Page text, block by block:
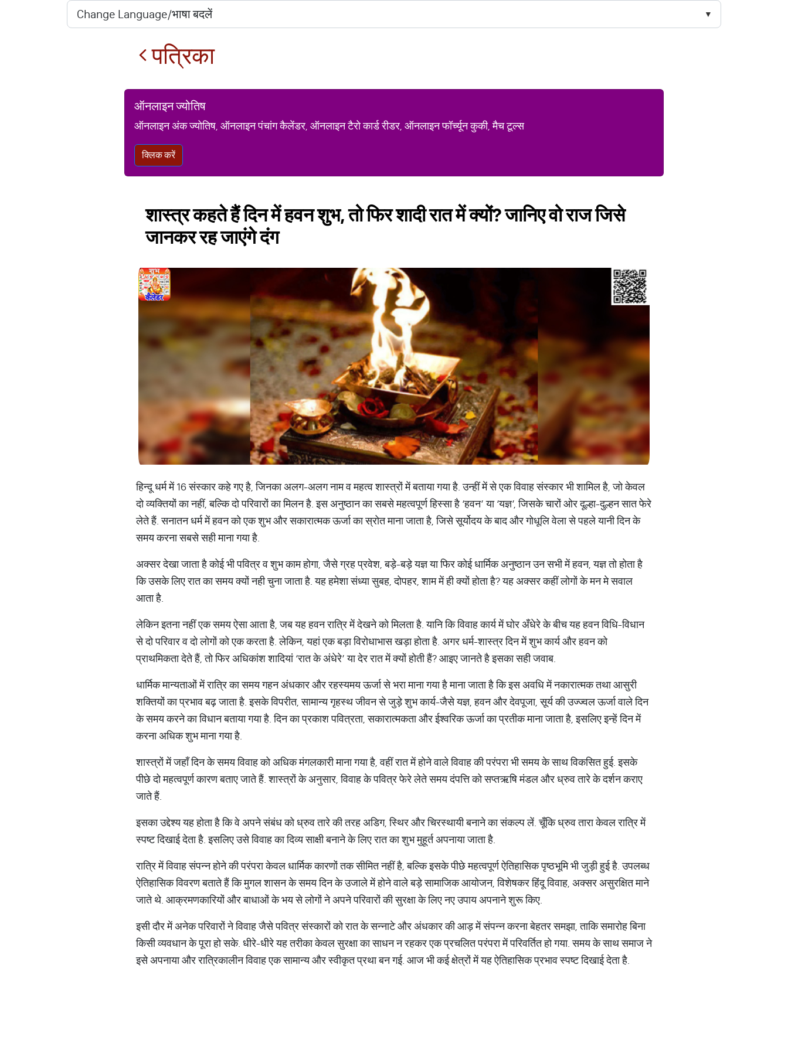
पत्रिका
ऑनलाइन ज्योतिष
ऑनलाइन अंक ज्योतिष, ऑनलाइन पंचांग कैलेंडर, ऑनलाइन टैरो कार्ड रीडर, ऑनलाइन फॉर्च्यून कुकी, मैच टूल्स
क्लिक करें
शास्त्र कहते हैं दिन में हवन शुभ, तो फिर शादी रात में क्यों? जानिए वो राज जिसे
जानकर रह जाएंगे दंग
हिन्दू धर्म में 16 संस्कार कहे गए है, जिनका अलग-अलग नाम व महत्व शास्त्रों में बताया गया है. उन्हीं में से एक विवाह संस्कार भी शामिल है, जो केवल
दो व्यक्तियों का नहीं, बल्कि दो परिवारों का मिलन है. इस अनुष्ठान का सबसे महत्वपूर्ण हिस्सा है ‘हवन’ या ‘यज्ञ’, जिसके चारों ओर दूल्हा-दुल्हन सात फेरे
लेते हैं. सनातन धर्म में हवन को एक शुभ और सकारात्मक ऊर्जा का स्रोत माना जाता है, जिसे सूर्योदय के बाद और गोधूलि वेला से पहले यानी दिन के
समय करना सबसे सही माना गया है.
अक्सर देखा जाता है कोई भी पवित्र व शुभ काम होगा, जैसे ग्रह प्रवेश, बड़े-बड़े यज्ञ या फिर कोई धार्मिक अनुष्ठान उन सभी में हवन, यज्ञ तो होता है
कि उसके लिए रात का समय क्यों नही चुना जाता है. यह हमेशा संध्या सुबह, दोपहर, शाम में ही क्यों होता है? यह अक्सर कहीं लोगों के मन मे सवाल
आता है.
लेकिन इतना नहीं एक समय ऐसा आता है, जब यह हवन रात्रि में देखने को मिलता है. यानि कि विवाह कार्य में घोर अँधेरे के बीच यह हवन विधि-विधान
से दो परिवार व दो लोगों को एक करता है. लेकिन, यहां एक बड़ा विरोधाभास खड़ा होता है. अगर धर्म-शास्त्र दिन में शुभ कार्य और हवन को
प्राथमिकता देते हैं, तो फिर अधिकांश शादियां ‘रात के अंधेरे’ या देर रात में क्यों होती हैं? आइए जानते है इसका सही जवाब.
धार्मिक मान्यताओं में रात्रि का समय गहन अंधकार और रहस्यमय ऊर्जा से भरा माना गया है माना जाता है कि इस अवधि में नकारात्मक तथा आसुरी
शक्तियों का प्रभाव बढ़ जाता है. इसके विपरीत, सामान्य गृहस्थ जीवन से जुड़े शुभ कार्य-जैसे यज्ञ, हवन और देवपूजा, सूर्य की उज्ज्वल ऊर्जा वाले दिन
के समय करने का विधान बताया गया है. दिन का प्रकाश पवित्रता, सकारात्मकता और ईश्वरिक ऊर्जा का प्रतीक माना जाता है, इसलिए इन्हें दिन में
करना अधिक शुभ माना गया है.
शास्त्रों में जहाँ दिन के समय विवाह को अधिक मंगलकारी माना गया है, वहीं रात में होने वाले विवाह की परंपरा भी समय के साथ विकसित हुई. इसके
पीछे दो महत्वपूर्ण कारण बताए जाते हैं. शास्त्रों के अनुसार, विवाह के पवित्र फेरे लेते समय दंपत्ति को सप्तऋषि मंडल और ध्रुव तारे के दर्शन कराए
जाते हैं.
इसका उद्देश्य यह होता है कि वे अपने संबंध को ध्रुव तारे की तरह अडिग, स्थिर और चिरस्थायी बनाने का संकल्प लें. चूँकि ध्रुव तारा केवल रात्रि में
स्पष्ट दिखाई देता है. इसलिए उसे विवाह का दिव्य साक्षी बनाने के लिए रात का शुभ मुहूर्त अपनाया जाता है.
रात्रि में विवाह संपन्न होने की परंपरा केवल धार्मिक कारणों तक सीमित नहीं है, बल्कि इसके पीछे महत्वपूर्ण ऐतिहासिक पृष्ठभूमि भी जुड़ी हुई है. उपलब्ध
ऐतिहासिक विवरण बताते हैं कि मुगल शासन के समय दिन के उजाले में होने वाले बड़े सामाजिक आयोजन, विशेषकर हिंदू विवाह, अक्सर असुरक्षित माने
जाते थे. आक्रमणकारियों और बाधाओं के भय से लोगों ने अपने परिवारों की सुरक्षा के लिए नए उपाय अपनाने शुरू किए.
इसी दौर में अनेक परिवारों ने विवाह जैसे पवित्र संस्कारों को रात के सन्नाटे और अंधकार की आड़ में संपन्न करना बेहतर समझा, ताकि समारोह बिना
किसी व्यवधान के पूरा हो सके. धीरे-धीरे यह तरीका केवल सुरक्षा का साधन न रहकर एक प्रचलित परंपरा में परिवर्तित हो गया. समय के साथ समाज ने
इसे अपनाया और रात्रिकालीन विवाह एक सामान्य और स्वीकृत प्रथा बन गई. आज भी कई क्षेत्रों में यह ऐतिहासिक प्रभाव स्पष्ट दिखाई देता है.